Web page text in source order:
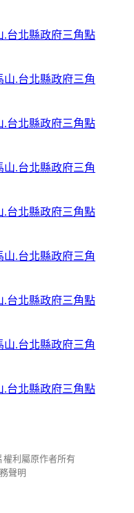
.台北縣政府三角點
.台北縣政府三角點
.台北縣政府三角點
.台北縣政府三角點
.台北縣政府三角點
權利屬原作者所有
聲明